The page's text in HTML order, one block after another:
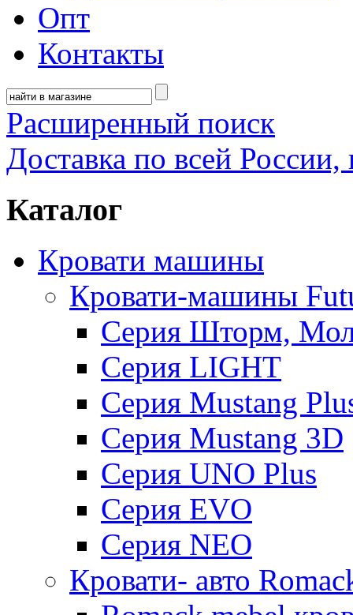
Опт
Контакты
Расширенный поиск
Доставка по всей России,
Каталог
Кровати машины
Кровати-машины
Серия Шторм,
Серия LIGHT
Серия Mustang
Серия Mustang 3D
Серия UNO Plus
Серия EVO
Серия NEO
Кровати- авто